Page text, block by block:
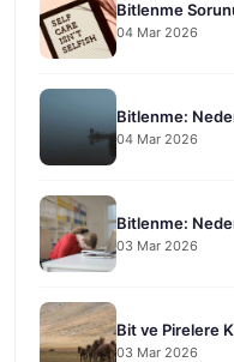
Bitlenme
04 Mar 2026
Bitlenme:
04 Mar 2026
Bitlenme:
03 Mar 2026
Bit ve Pirelere
03 Mar 2026